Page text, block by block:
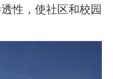
性，使社区和校园